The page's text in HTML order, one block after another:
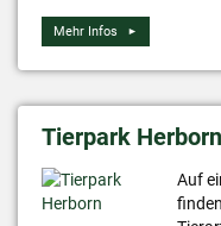
Mehr Infos
Tierpark Herborn
Auf